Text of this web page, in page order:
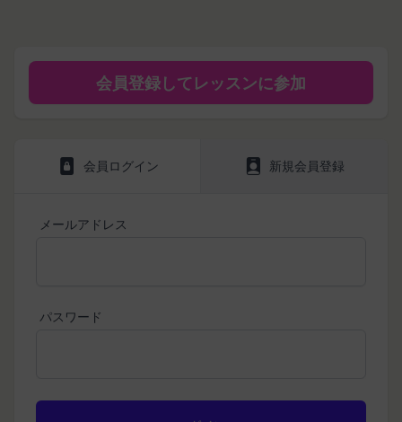
会員登録してレッスンに参加
会員ログイン 新規会員登録
メールアドレス
パスワード
応じて、本ポリシーをお客様の事前の了承を得るこ
となく変更することがあります。変更後の本ポリシ
ーについては、当社が別途定める場合を除いて、当
なるような内容の変更を行うときは、当社が定める
その他の注意事項
については、当社は一切責任を負いません。
本サービスの運営を妨害するおそれのある行為
当社または第三者の財産権、プライバシー権、
当社または第三者を誹謗、中傷する行為
為